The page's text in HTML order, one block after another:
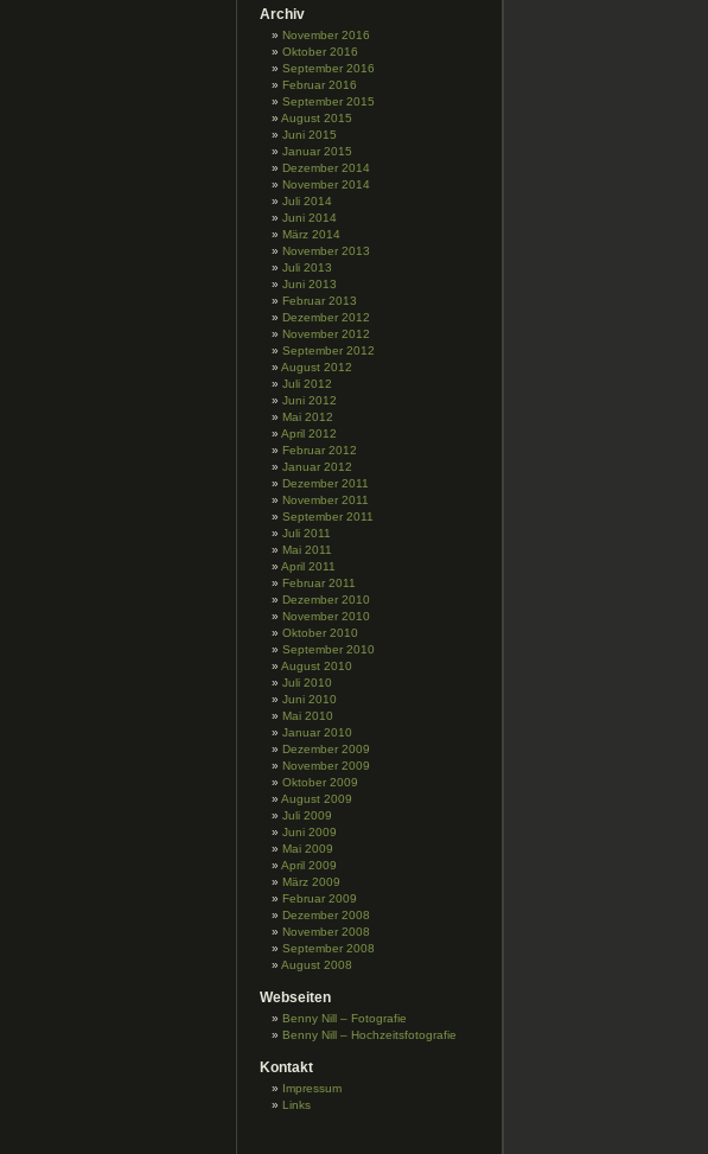
Archiv
November 2016
Oktober 2016
September 2016
Februar 2016
September 2015
August 2015
Juni 2015
Januar 2015
Dezember 2014
November 2014
Juli 2014
Juni 2014
März 2014
November 2013
Juli 2013
Juni 2013
Februar 2013
Dezember 2012
November 2012
September 2012
August 2012
Juli 2012
Juni 2012
Mai 2012
April 2012
Februar 2012
Januar 2012
Dezember 2011
November 2011
September 2011
Juli 2011
Mai 2011
April 2011
Februar 2011
Dezember 2010
November 2010
Oktober 2010
September 2010
August 2010
Juli 2010
Juni 2010
Mai 2010
Januar 2010
Dezember 2009
November 2009
Oktober 2009
August 2009
Juli 2009
Juni 2009
Mai 2009
April 2009
März 2009
Februar 2009
Dezember 2008
November 2008
September 2008
August 2008
Webseiten
Benny Nill – Fotografie
Benny Nill – Hochzeitsfotografie
Kontakt
Impressum
Links